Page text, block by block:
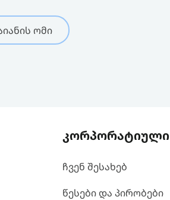
ომი
კორპორატიული
ჩვენ შესახებ
წესები და პირობები